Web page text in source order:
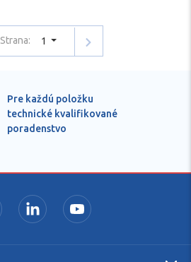
Strana: 1
Pre každú položku
technické kvalifikované
poradenstvo